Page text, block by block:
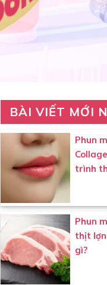
BÀI VIẾT MỚI
Phun
trình
Phun
thịt lợn
gì?